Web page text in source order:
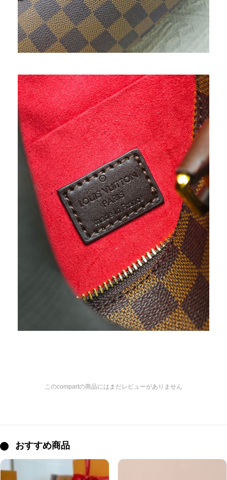
このcompartの商品にはまだレビューがありません
おすすめ商品